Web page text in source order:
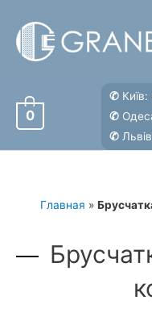
содержимому
0
✆ Київ:
✆
✆
Главная »